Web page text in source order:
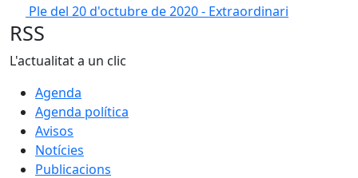
Ple del 20 d'octubre de 2020 - Extraordinari
RSS
L'actualitat a un clic
Agenda
Agenda política
Avisos
Notícies
Publicacions